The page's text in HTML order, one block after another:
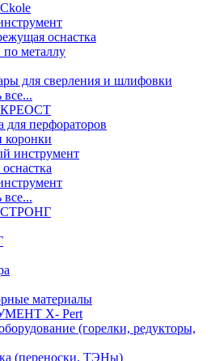
оснастка
металлу
для сверления и шлифовки
все...
КРЕОСТ
для перфораторов
коронки
инструмент
все...
СТРОНГ
материалы
X- Pert
(горелки, редукторы,
(переноски, ТЭНы)